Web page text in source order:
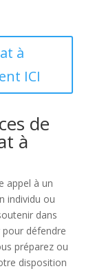
à
ICI
de
à
appel à un
individu ou
dans
défendre
préparez ou
disposition